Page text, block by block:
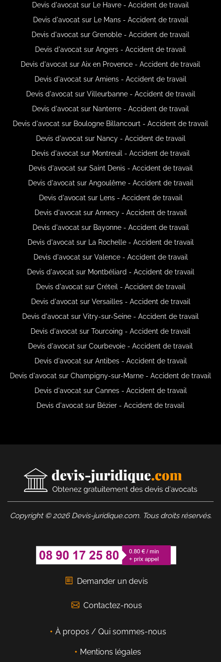
Devis d'avocat sur Le Havre - Accident de travail
Devis d'avocat sur Le Mans - Accident de travail
Devis d'avocat sur Grenoble - Accident de travail
Devis d'avocat sur Angers - Accident de travail
Devis d'avocat sur Aix en Provence - Accident de travail
Devis d'avocat sur Amiens - Accident de travail
Devis d'avocat sur Villeurbanne - Accident de travail
Devis d'avocat sur Nanterre - Accident de travail
Devis d'avocat sur Boulogne Billancourt - Accident de travail
Devis d'avocat sur Nancy - Accident de travail
Devis d'avocat sur Montreuil - Accident de travail
Devis d'avocat sur Saint Denis - Accident de travail
Devis d'avocat sur Angoulême - Accident de travail
Devis d'avocat sur Lens - Accident de travail
Devis d'avocat sur Annecy - Accident de travail
Devis d'avocat sur Bayonne - Accident de travail
Devis d'avocat sur La Rochelle - Accident de travail
Devis d'avocat sur Valence - Accident de travail
Devis d'avocat sur Montbéliard - Accident de travail
Devis d'avocat sur Créteil - Accident de travail
Devis d'avocat sur Versailles - Accident de travail
Devis d'avocat sur Vitry-sur-Seine - Accident de travail
Devis d'avocat sur Tourcoing - Accident de travail
Devis d'avocat sur Courbevoie - Accident de travail
Devis d'avocat sur Antibes - Accident de travail
Devis d'avocat sur Champigny-sur-Marne - Accident de travail
Devis d'avocat sur Cannes - Accident de travail
Devis d'avocat sur Bézier - Accident de travail
Copyright © 2026 Devis-juridique.com. Tous droits réservés.
Demander un devis
Contactez-nous
À propos / Qui sommes-nous
Mentions légales